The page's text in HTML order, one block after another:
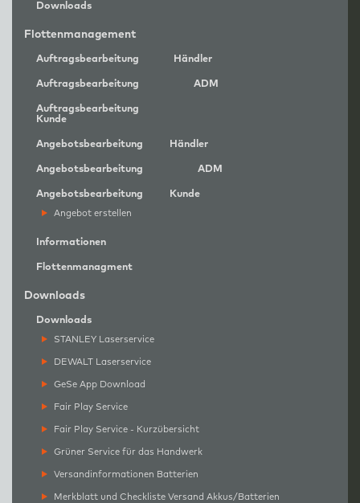
Downloads
Flottenmanagement
Auftragsbearbeitung Händler
Auftragsbearbeitung ADM
Auftragsbearbeitung
Kunde
Angebotsbearbeitung Händler
Angebotsbearbeitung ADM
Angebotsbearbeitung Kunde
Angebot erstellen
Informationen
Flottenmanagment
Downloads
Downloads
STANLEY Laserservice
DEWALT Laserservice
GeSe App Download
Fair Play Service
Fair Play Service - Kurzübersicht
Grüner Service für das Handwerk
Versandinformationen Batterien
Merkblatt und Checkliste Versand Akkus/Batterien